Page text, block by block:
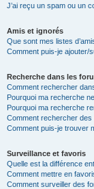
J’ai reçu un spam ou un
Amis et ignorés
Que sont mes listes
Comment puis-je ajouter/
Recherche dans les
Comment rechercher
Pourquoi ma recherche
Pourquoi ma recherche
Comment rechercher des
Comment puis-je trouver
Surveillance et favoris
Quelle est la différence
Comment mettre en
Comment surveiller des